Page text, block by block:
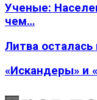
Ученые:
чем…
Литва
«Искандеры» и